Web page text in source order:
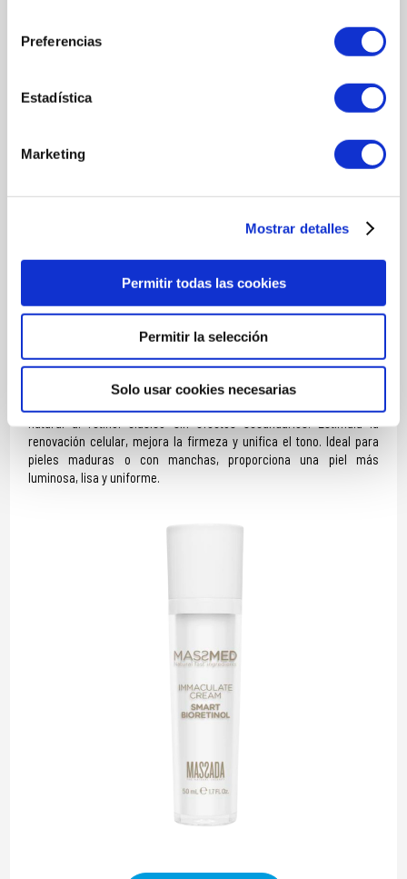
Preferencias
Estadística
Marketing
Mostrar detalles
Permitir todas las cookies
Permitir la selección
Solo usar cookies necesarias
COMPRAR
Immaculate Cream Smart Bioretinol Massada
natural al retinol clásico sin efectos secundarios. Estimula la
renovación celular, mejora la firmeza y unifica el tono. Ideal para
pieles maduras o con manchas, proporciona una piel más
luminosa, lisa y uniforme.